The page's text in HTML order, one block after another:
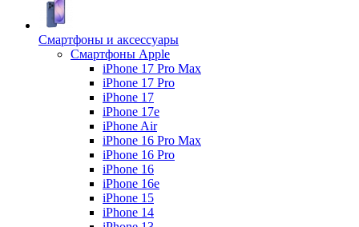
Смартфоны и аксессуары
Смартфоны Apple
iPhone 17 Pro Max
iPhone 17 Pro
iPhone 17
iPhone 17e
iPhone Air
iPhone 16 Pro Max
iPhone 16 Pro
iPhone 16
iPhone 16e
iPhone 15
iPhone 14